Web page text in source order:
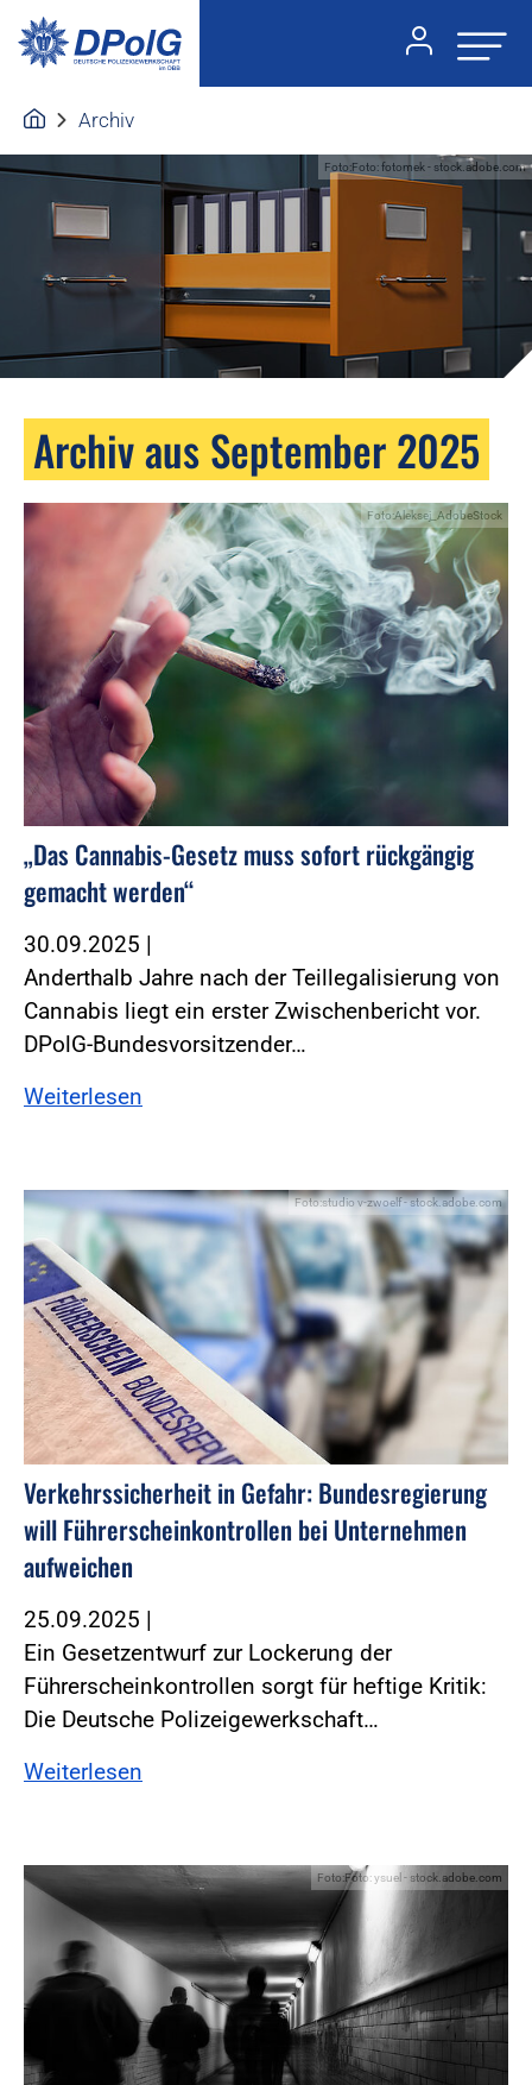
Archiv
Foto:Foto: fotomek - stock.adobe.com
Archiv aus September 2025
Foto:Aleksej_AdobeStock
„Das Cannabis-Gesetz muss sofort rückgängig
gemacht werden“
30.09.2025 |
Anderthalb Jahre nach der Teillegalisierung von
Cannabis liegt ein erster Zwischenbericht vor.
DPolG-Bundesvorsitzender…
Weiterlesen
Foto:studio v-zwoelf - stock.adobe.com
Verkehrssicherheit in Gefahr: Bundesregierung
will Führerscheinkontrollen bei Unternehmen
aufweichen
25.09.2025 |
Ein Gesetzentwurf zur Lockerung der
Führerscheinkontrollen sorgt für heftige Kritik:
Die Deutsche Polizeigewerkschaft…
Weiterlesen
Foto:Foto: ysuel - stock.adobe.com